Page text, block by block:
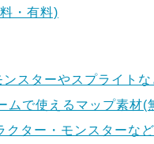
・有料)
ンスターやスプライト
ムで使えるマップ素材(
クター・モンスターな